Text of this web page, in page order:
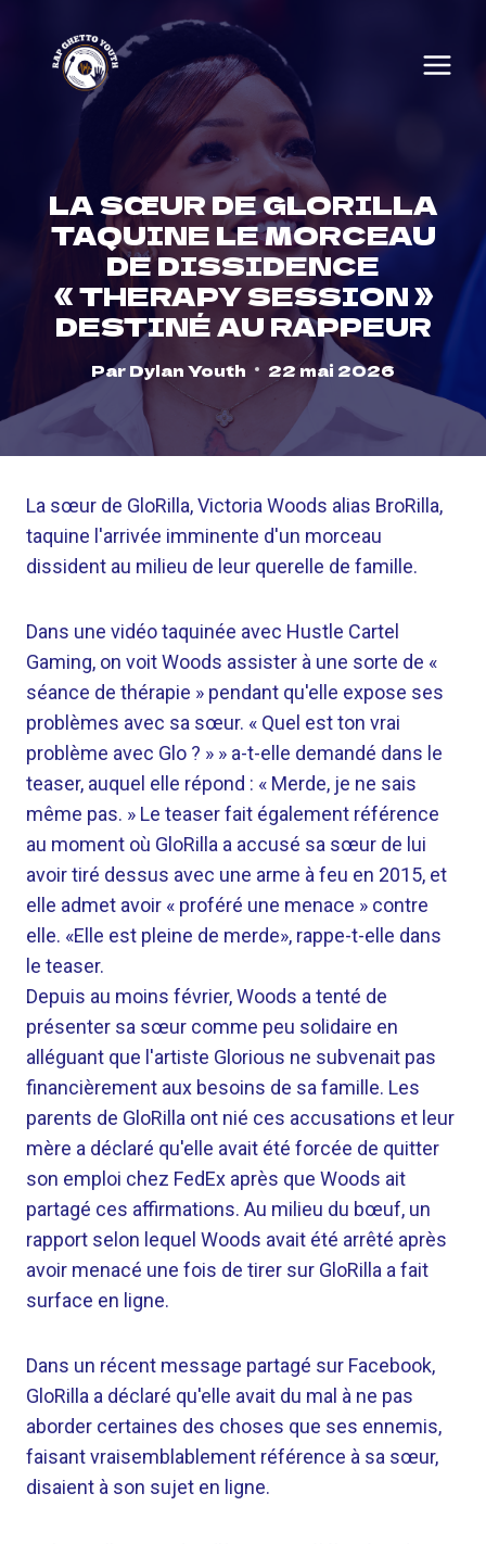
content
LA SŒUR DE GLORILLA
TAQUINE LE MORCEAU
DE DISSIDENCE
« THERAPY SESSION »
DESTINÉ AU RAPPEUR
ParDylan Youth 22 mai 2026
La sœur de GloRilla, Victoria Woods alias BroRilla,
taquine l'arrivée imminente d'un morceau
dissident au milieu de leur querelle de famille.
Dans une vidéo taquinée avec Hustle Cartel
Gaming, on voit Woods assister à une sorte de «
séance de thérapie » pendant qu'elle expose ses
problèmes avec sa sœur. « Quel est ton vrai
problème avec Glo ? » » a-t-elle demandé dans le
teaser, auquel elle répond : « Merde, je ne sais
même pas. » Le teaser fait également référence
au moment où GloRilla a accusé sa sœur de lui
avoir tiré dessus avec une arme à feu en 2015, et
elle admet avoir « proféré une menace » contre
elle. «Elle est pleine de merde», rappe-t-elle dans
le teaser.
Depuis au moins février, Woods a tenté de
présenter sa sœur comme peu solidaire en
alléguant que l'artiste Glorious ne subvenait pas
financièrement aux besoins de sa famille. Les
parents de GloRilla ont nié ces accusations et leur
mère a déclaré qu'elle avait été forcée de quitter
son emploi chez FedEx après que Woods ait
partagé ces affirmations. Au milieu du bœuf, un
rapport selon lequel Woods avait été arrêté après
avoir menacé une fois de tirer sur GloRilla a fait
surface en ligne.
Dans un récent message partagé sur Facebook,
GloRilla a déclaré qu'elle avait du mal à ne pas
aborder certaines des choses que ses ennemis,
faisant vraisemblablement référence à sa sœur,
disaient à son sujet en ligne.